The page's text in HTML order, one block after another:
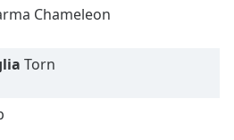
Chameleon
Torn